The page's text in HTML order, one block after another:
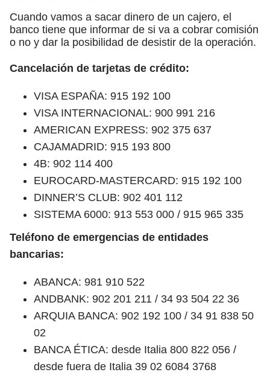
Cuando vamos a sacar dinero de un cajero, el
banco tiene que informar de si va a cobrar comisión
o no y dar la posibilidad de desistir de la operación.
Cancelación de tarjetas de crédito:
VISA ESPAÑA: 915 192 100
VISA INTERNACIONAL: 900 991 216
AMERICAN EXPRESS: 902 375 637
CAJAMADRID: 915 193 800
4B: 902 114 400
EUROCARD-MASTERCARD: 915 192 100
DINNER’S CLUB: 902 401 112
SISTEMA 6000: 913 553 000 / 915 965 335
Teléfono de emergencias de entidades
bancarias:
ABANCA: 981 910 522
ANDBANK: 902 201 211 / 34 93 504 22 36
ARQUIA BANCA: 902 192 100 / 34 91 838 50
02
BANCA ÉTICA: desde Italia 800 822 056 /
desde fuera de Italia 39 02 6084 3768